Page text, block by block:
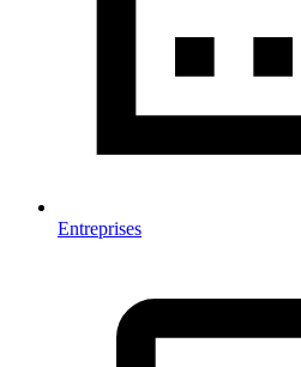
Entreprises